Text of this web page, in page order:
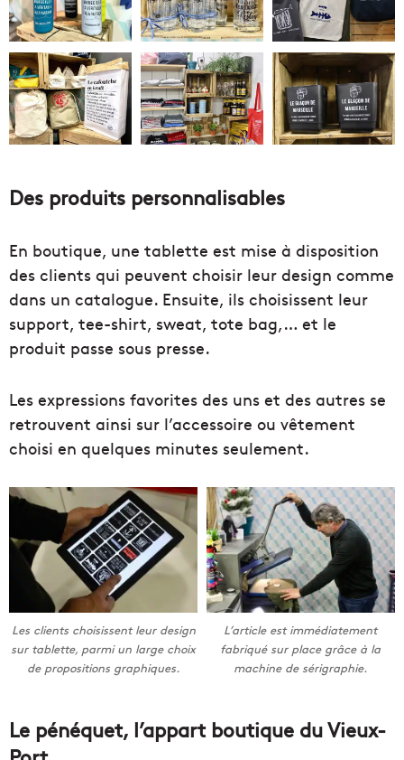
Des produits personnalisables
En boutique, une tablette est mise à disposition
des clients qui peuvent choisir leur design comme
dans un catalogue. Ensuite, ils choisissent leur
support, tee-shirt, sweat, tote bag,… et le
produit passe sous presse.
Les expressions favorites des uns et des autres se
retrouvent ainsi sur l’accessoire ou vêtement
choisi en quelques minutes seulement.
Les clients choisissent leur design
sur tablette, parmi un large choix
de propositions graphiques.
L’article est immédiatement
fabriqué sur place grâce à la
machine de sérigraphie.
Le pénéquet, l’appart boutique du Vieux-